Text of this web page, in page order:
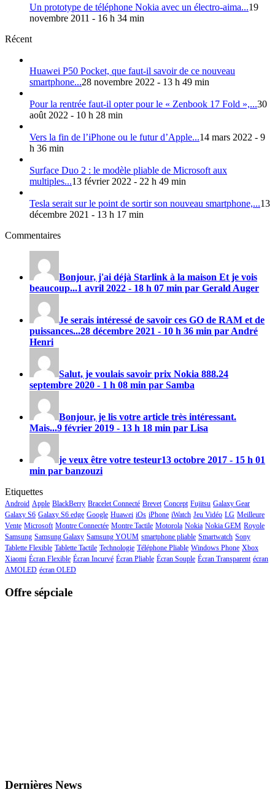
Un prototype de téléphone Nokia avec un électro-aima...19
novembre 2011 - 16 h 34 min
Récent
Huawei P50 Pocket, que faut-il savoir de ce nouveau
smartphone...28 novembre 2022 - 13 h 49 min
Pour la rentrée faut-il opter pour le « Zenbook 17 Fold »,...30
août 2022 - 10 h 28 min
Vers la fin de l’iPhone ou le futur d’Apple...14 mars 2022 - 9
h 36 min
Surface Duo 2 : le modèle pliable de Microsoft aux
multiples...13 février 2022 - 22 h 49 min
Tesla serait sur le point de sortir son nouveau smartphone,...13
décembre 2021 - 13 h 17 min
Commentaires
Bonjour, j'ai déjà Starlink à la maison Et je vois
beaucoup...1 avril 2022 - 18 h 07 min par Gerald Auger
Je serais intéressé de savoir ces GO de RAM et de
puissances...28 décembre 2021 - 10 h 36 min par André
Henri
Salut, je voulais savoir prix Nokia 888.24
septembre 2020 - 1 h 08 min par Samba
Bonjour, je lis votre article très intéressant.
Mais...9 février 2019 - 13 h 18 min par Lisa
je veux être votre testeur13 octobre 2017 - 15 h 01
min par banzouzi
Etiquettes
Android Apple BlackBerry Bracelet Connecté Brevet Concept Fujitsu Galaxy Gear
Galaxy S6 Galaxy S6 edge Google Huawei iOs iPhone iWatch Jeu Vidéo LG Meilleure
Vente Microsoft Montre Connectée Montre Tactile Motorola Nokia Nokia GEM Royole
Samsung Samsung Galaxy Samsung YOUM smartphone pliable Smartwatch Sony
Tablette Flexible Tablette Tactile Technologie Téléphone Pliable Windows Phone Xbox
Xiaomi Écran Flexible Écran Incurvé Écran Pliable Écran Souple Écran Transparent écran
AMOLED écran OLED
Offre sépciale
Dernières News